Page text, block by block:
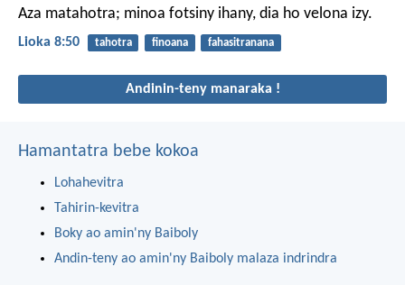
Aza matahotra; minoa fotsiny ihany, dia ho velona izy.
Lioka 8:50 tahotra finoana fahasitranana
Andinin-teny manaraka !
Hamantatra bebe kokoa
Lohahevitra
Tahirin-kevitra
Boky ao amin'ny Baiboly
Andin-teny ao amin'ny Baiboly malaza indrindra